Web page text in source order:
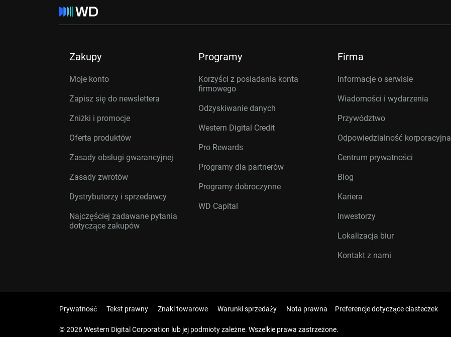
Zakupy
Moje konto
Zapisz się do newslettera
Zniżki i promocje
Oferta produktów
Zasady obsługi gwarancyjnej
Zasady zwrotów
Dystrybutorzy i sprzedawcy
Najczęściej zadawane pytania
dotyczące zakupów
Programy
Korzyści z posiadania konta
firmowego
Odzyskiwanie danych
Western Digital Credit
Pro Rewards
Programy dla partnerów
Programy dobroczynne
WD Capital
Firma
Informacje o serwisie
Wiadomości i wydarzenia
Przywództwo
Odpowiedzialność korporacyjna
Centrum prywatności
Blog
Kariera
Inwestorzy
Lokalizacja biur
Kontakt z nami
Prywatność Tekst prawny Znaki towarowe Warunki sprzedaży Nota prawna Preferencje dotyczące ciasteczek
© 2026 Western Digital Corporation lub jej podmioty zależne. Wszelkie prawa zastrzeżone.